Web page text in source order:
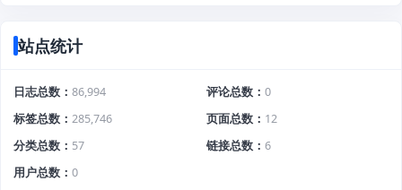
站点统计
日志总数 86,994 评论总数
0
标签总数
285,746 页面总数
12
分类总数
57 链接总数
6
用户总数
0